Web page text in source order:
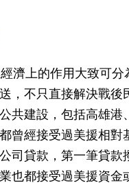
濟上的作用大致可
，不只直接解決戰
共建設，包括高雄
曾經接受過美援相
司貸款，第一筆貸
也都接受過美援資金